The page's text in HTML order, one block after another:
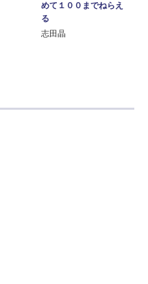
めて１００までねらえ
る
志田晶